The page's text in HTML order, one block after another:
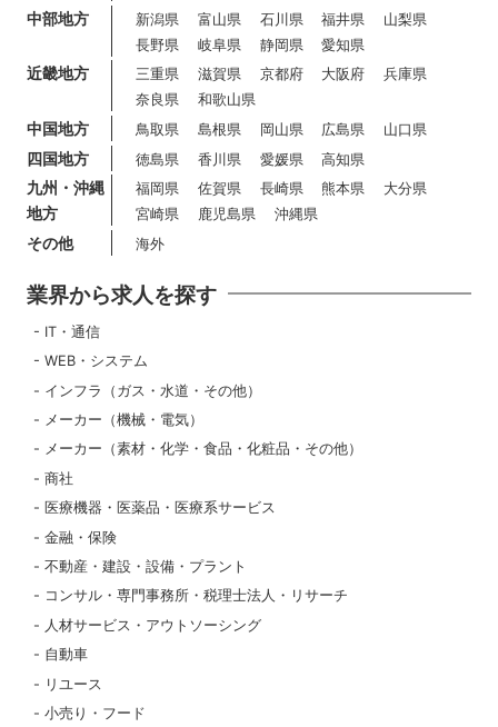
中部地方 新潟県 富山県 石川県 福井県
山梨県
長野県
岐阜県 静岡県 愛知県
近畿地方 三重県 滋賀県 京都府 大阪府
兵庫県
奈良県
和歌山県
中国地方 鳥取県 島根県 岡山県 広島県 山口県
四国地方 徳島県 香川県 愛媛県 高知県
九州・沖縄
地方
福岡県 佐賀県 長崎県 熊本県
大分県
宮崎県
鹿児島県 沖縄県
その他 海外
業界から求人を探す
IT・通信
WEB・システム
インフラ（ガス・水道・その他）
メーカー（機械・電気）
メーカー（素材・化学・食品・化粧品・その他）
商社
医療機器・医薬品・医療系サービス
金融・保険
不動産・建設・設備・プラント
コンサル・専門事務所・税理士法人・リサーチ
人材サービス・アウトソーシング
自動車
リユース
小売り・フード